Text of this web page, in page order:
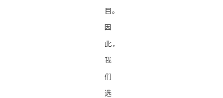
目。
因
此，
我
们
选